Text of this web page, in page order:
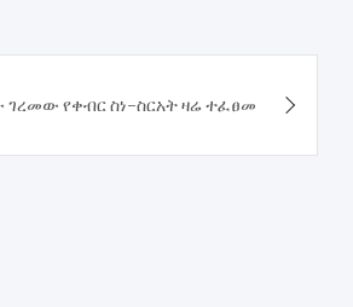
ገረመው የቀብር ስነ-ስርአት ዛሬ ተፈፀመ